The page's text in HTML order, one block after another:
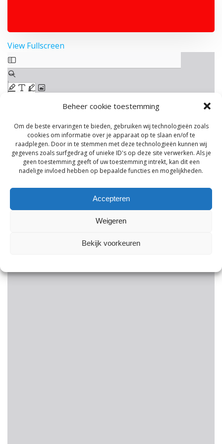
Beheer cookie toestemming
Om de beste ervaringen te bieden, gebruiken wij technologieën zoals
cookies om informatie over je apparaat op te slaan en/of te
raadplegen. Door in te stemmen met deze technologieën kunnen wij
gegevens zoals surfgedrag of unieke ID's op deze site verwerken. Als je
geen toestemming geeft of uw toestemming intrekt, kan dit een
nadelige invloed hebben op bepaalde functies en mogelijkheden.
Accepteren
Weigeren
Bekijk voorkeuren
View Fullscreen
Ga
naar
de
PDF